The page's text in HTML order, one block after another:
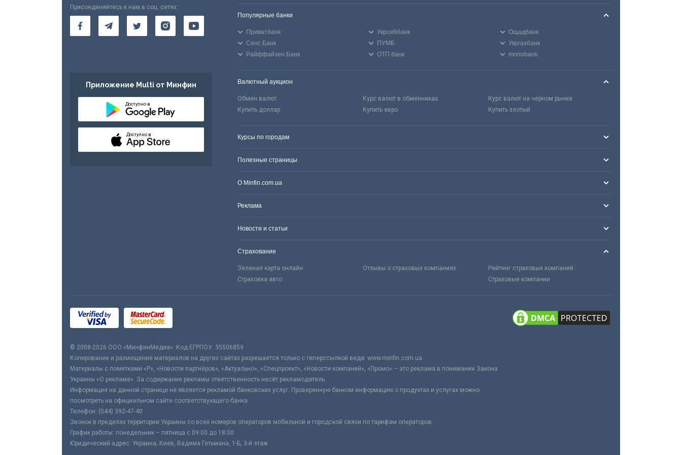
Присоединяйтесь к нам в соц. сетях:
Приложение Multi от Минфин
Доступно в
Доступно в
Популярные банки
Приватбанк Укрсиббанк
Ощадбанк
Сенс Банк
ПУМБ
Укргазбанк
Райффайзен Банк
ОТП банк monobank
Валютный аукцион
Обмен валют Курс валют в обменниках
Курс валют на черном рынке
Купить доллар
Купить евро Купить злотый
Курсы по городам
Полезные страницы
О Minfin.com.ua
Реклама
Новости и статьи
Страхование
Зеленая карта онлайн Отзывы о страховых компаниях
Рейтинг страховых компаний
Страховка авто
Страховые компании
© 2008-2026 ООО «МинфинМедиа». Код ЕГРПОУ: 35506859
Копирование и размещение материалов на других сайтах разрешается только с гиперссылкой вида: www.minfin.com.ua
Материалы с пометками «Р», «Новости партнёров», «Актуально», «Спецпроект», «Новости компаний», «Промо» – это реклама в понимании Закона
Украины «О рекламе». За содержание рекламы ответственность несёт рекламодатель.
Информация на данной странице не является рекламой банковских услуг. Проверенную банком информацию о продуктах и услугах можно
посмотреть на официальном сайте соответствующего банка.
Телефон: (044) 392-47-40
Звонок в пределах территории Украины со всех номеров операторов мобильной и городской связи по тарифам операторов
График работы: понедельник – пятница с 09:00 до 18:00
Юридический адрес: Украина, Киев, Вадима Гетьмана, 1-Б, 3-й этаж